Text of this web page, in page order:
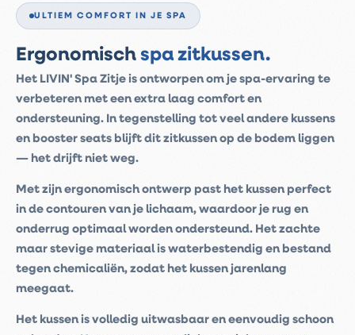
ULTIEM COMFORT IN JE SPA
Ergonomisch spa zitkussen.
Het LIVIN' Spa Zitje is ontworpen om je spa-ervaring te
verbeteren met een extra laag comfort en
ondersteuning. In tegenstelling tot veel andere kussens
en booster seats blijft dit zitkussen op de bodem liggen
— het drijft niet weg.
Met zijn ergonomisch ontwerp past het kussen perfect
in de contouren van je lichaam, waardoor je rug en
onderrug optimaal worden ondersteund. Het zachte
maar stevige materiaal is waterbestendig en bestand
tegen chemicaliën, zodat het kussen jarenlang
meegaat.
Het kussen is volledig uitwasbaar en eenvoudig schoon